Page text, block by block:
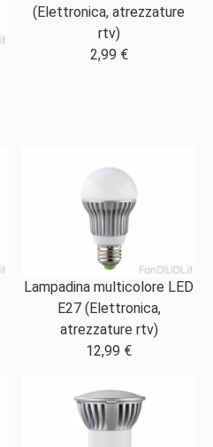
(Elettronica, atrezzature
rtv)
2,99 €
Lampadina multicolore LED
E27 (Elettronica,
atrezzature rtv)
12,99 €